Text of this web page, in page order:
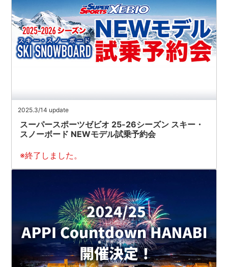
2025.3/14 update
スーパースポーツゼビオ 25-26シーズン スキー・
スノーボード NEWモデル試乗予約会
※終了しました。